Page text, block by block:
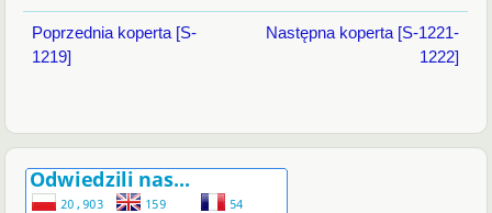
Poprzednia koperta [S-
1219]
Następna koperta [S-1221-
1222]